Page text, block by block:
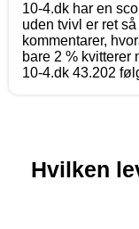
10-4.dk har en
uden tvivl er ret
kommentarer,
bare 2 % kvitterer
10-4.dk 43.202
Hvilken